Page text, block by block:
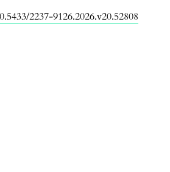
2237-9126.2026.v20.52808